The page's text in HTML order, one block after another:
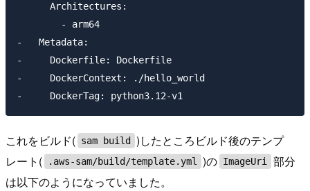
      Architectures:
        - arm64
-   Metadata:
-     Dockerfile: Dockerfile
-     DockerContext: ./hello_world
これをビルド( sam build
)したところビルド後のテンプ
レート(
.aws-sam/build/template.yml )の ImageUri
部分
は以下のようになっていました。